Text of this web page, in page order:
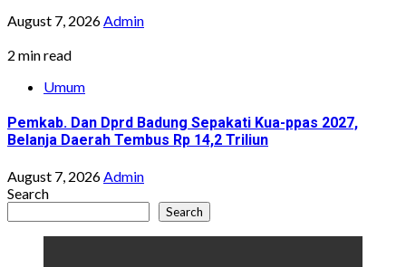
August 7, 2026Admin
2 min read
Umum
Pemkab. Dan Dprd Badung Sepakati Kua-ppas 2027,
Belanja Daerah Tembus Rp 14,2 Triliun
August 7, 2026Admin
Search
Search